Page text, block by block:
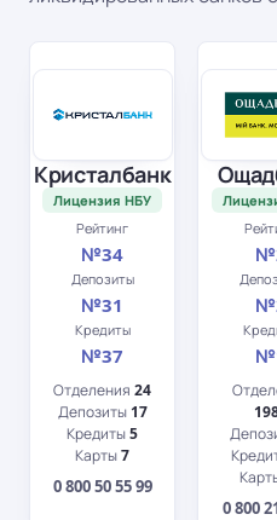
Кристалбанк
Лицензия НБУ
Рейтинг
№34
Депозиты
№31
Кредиты
№37
Отделения24
Депозиты 17
Кредиты5
Карты7
0 800 50 55 99
0 800